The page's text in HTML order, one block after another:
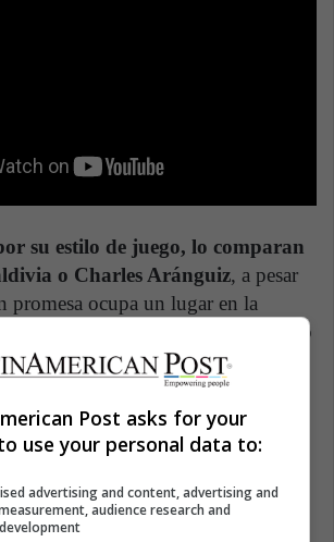
su estilo de juego, lo comparan
o Charles Aránguiz, a pesar
promesa ocupa un lugar en la
adelantado. Lo cierto es que, poco
en uno de los
chilenos que nuestra región
un largo tiempo.
fútbol brasileño también cuenta
Post asks for your
use your personal data to:
advertising and content, advertising and
audience research and